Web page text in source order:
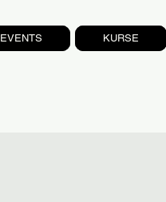
EVENTS KURSE